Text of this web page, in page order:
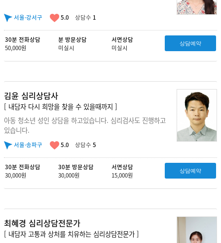
서울·강서구 5.0 상담수 1
30분 전화상담
50,000원
분 방문상담
미실시
서면상담
미실시
상담예약
김윤 심리상담사
[ 내담자 다시 희망을 찾을 수 있을때까지 ]
아동 청소년 성인 상담을 하고있습니다. 심리검사도 진행하고
있습니다.
서울·송파구 5.0 상담수 5
30분 전화상담
30,000원
30분 방문상담
30,000원
서면상담
15,000원
상담예약
최혜경 심리상담전문가
[ 내담자 고통과 상처를 치유하는 심리상담전문가 ]